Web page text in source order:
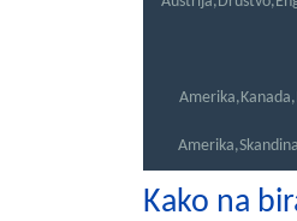
Amerika, Kanada,
Amerika,
Kako na